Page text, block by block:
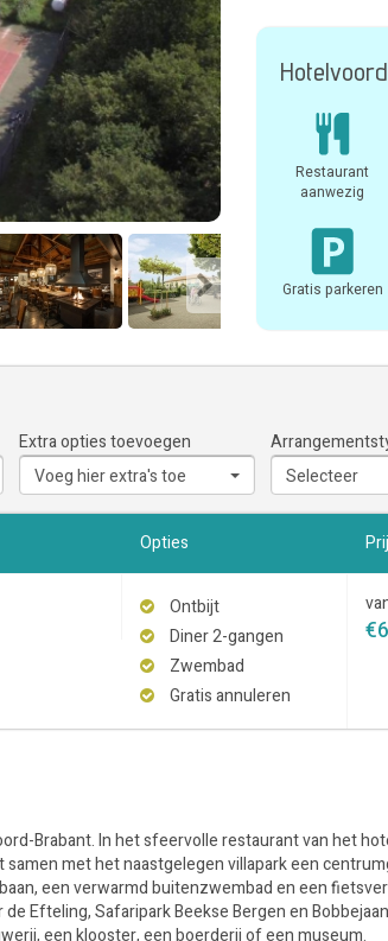
Restaurant
aanwezig
Gratis parkeren
Extra opties toevoegen
Voeg hier extra's toe
Selecteer
Opties
Ontbijt
Diner 2-gangen
Zwembad
Gratis annuleren
€
Brabant. In het sfeervolle restaurant van het
met het naastgelegen villapark een
een verwarmd buitenzwembad en een
Efteling, Safaripark Beekse Bergen en
een klooster, een boerderij of een museum.